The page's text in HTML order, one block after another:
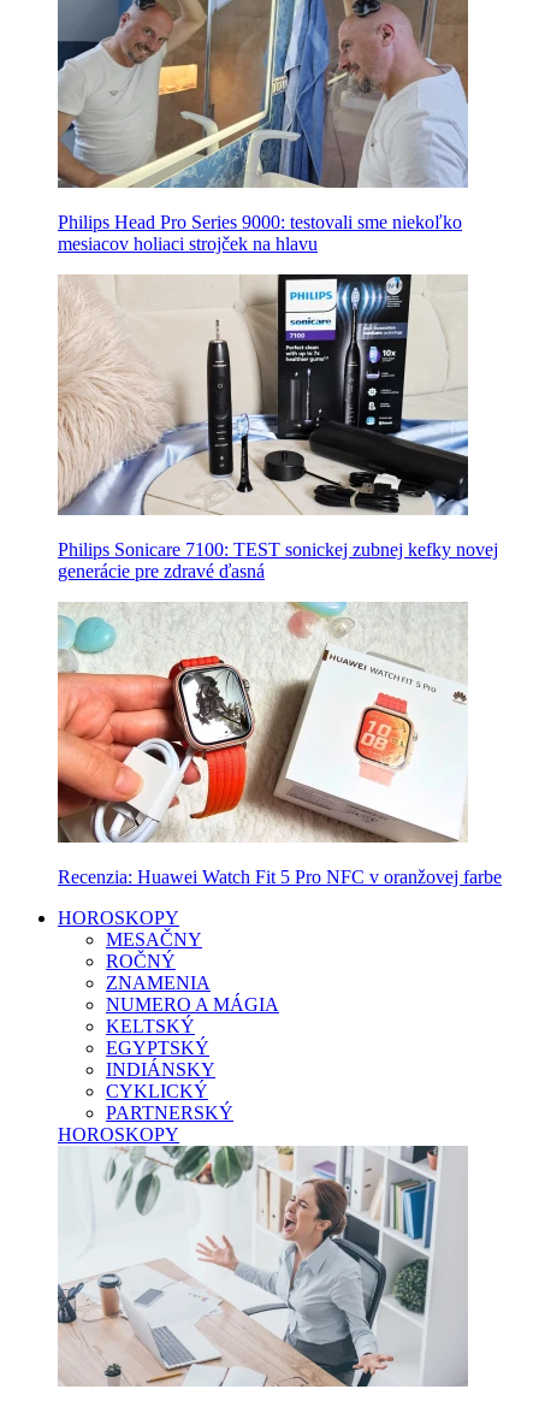
Philips Head Pro Series 9000: testovali sme niekoľko
mesiacov holiaci strojček na hlavu
Philips Sonicare 7100: TEST sonickej zubnej kefky novej
generácie pre zdravé ďasná
Recenzia: Huawei Watch Fit 5 Pro NFC v oranžovej farbe
HOROSKOPY
MESAČNY
ROČNÝ
ZNAMENIA
NUMERO A MÁGIA
KELTSKÝ
EGYPTSKÝ
INDIÁNSKY
CYKLICKÝ
PARTNERSKÝ
HOROSKOPY